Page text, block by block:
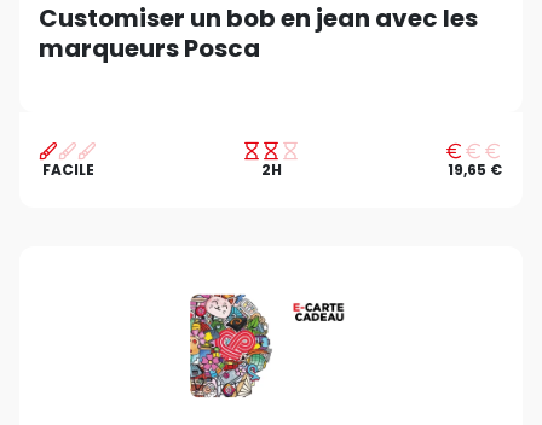
Customiser un bob en jean avec les
marqueurs Posca
FACILE 2H 19,65 €